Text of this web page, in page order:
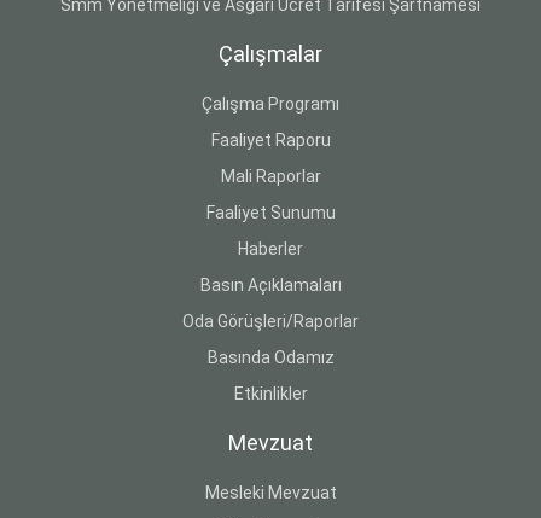
Smm Yönetmeliği ve Asgari Ücret Tarifesi Şartnamesi
Çalışmalar
Çalışma Programı
Faaliyet Raporu
Mali Raporlar
Faaliyet Sunumu
Haberler
Basın Açıklamaları
Oda Görüşleri/Raporlar
Basında Odamız
Etkinlikler
Mevzuat
Mesleki Mevzuat